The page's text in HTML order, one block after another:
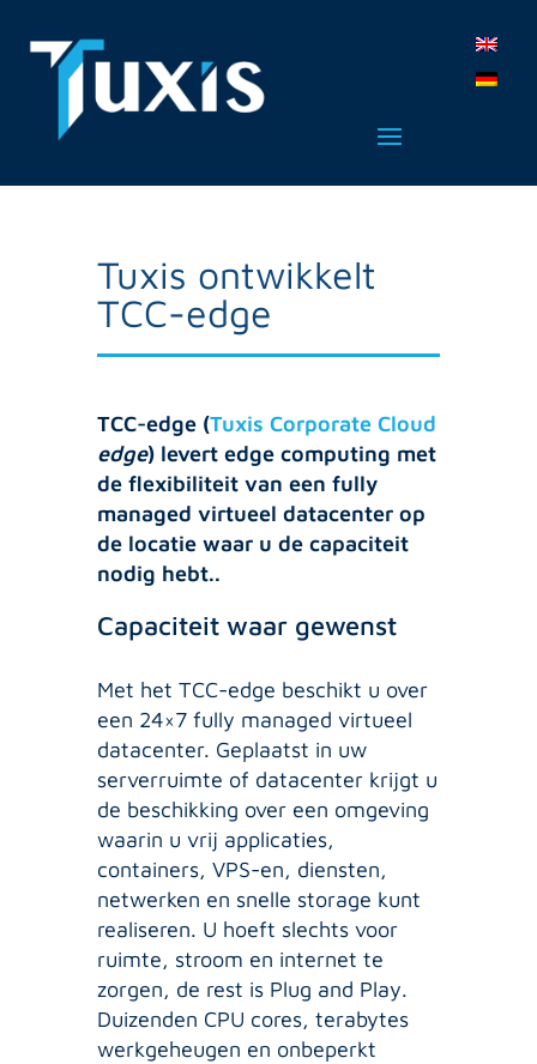
Tuxis ontwikkelt
TCC-edge
TCC-edge (Tuxis Corporate Cloud
edge) levert edge computing met
de flexibiliteit van een fully
managed virtueel datacenter op
de locatie waar u de capaciteit
nodig hebt..
Capaciteit waar gewenst
Met het TCC-edge beschikt u over
een 24×7 fully managed virtueel
datacenter. Geplaatst in uw
serverruimte of datacenter krijgt u
de beschikking over een omgeving
waarin u vrij applicaties,
containers, VPS-en, diensten,
netwerken en snelle storage kunt
realiseren. U hoeft slechts voor
ruimte, stroom en internet te
zorgen, de rest is Plug and Play.
Duizenden CPU cores, terabytes
werkgeheugen en onbeperkt